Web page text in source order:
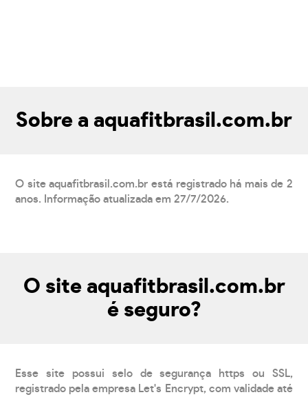
Sobre a aquafitbrasil.com.br
O site aquafitbrasil.com.br está registrado há mais de 2
anos. Informação atualizada em 27/7/2026.
O site aquafitbrasil.com.br
é seguro?
Esse site possui selo de segurança https ou SSL,
registrado pela empresa Let's Encrypt, com validade até